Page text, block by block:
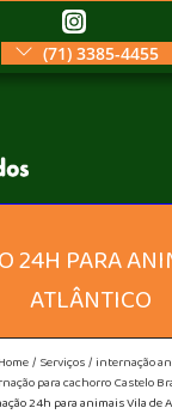
(71) 3385-4455
24H PARA
ATLÂNTICO
Home Serviços
internação
para cachorro Castelo
24h para animais Vila de